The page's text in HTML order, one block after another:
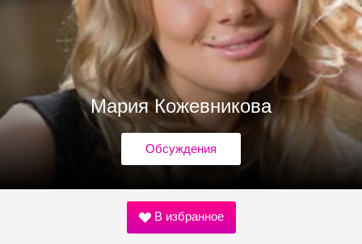
Мария Кожевникова
Обсуждения
В избранное